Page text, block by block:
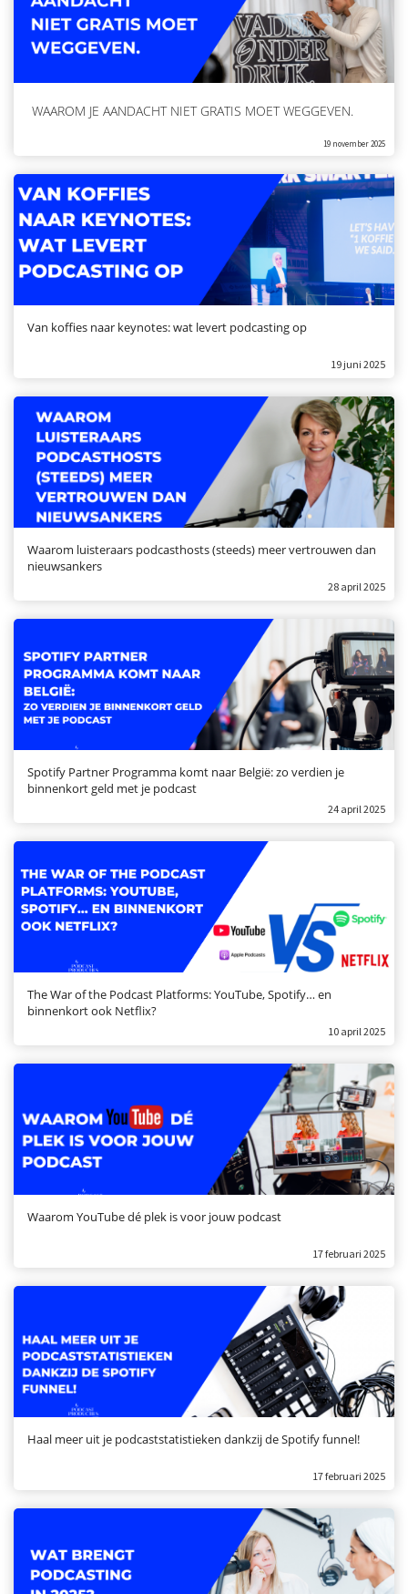
WAAROM JE AANDACHT NIET GRATIS MOET WEGGEVEN.
19 november 2025
Van koffies naar keynotes: wat levert podcasting op
19 juni 2025
Waarom luisteraars podcasthosts (steeds) meer vertrouwen dan
nieuwsankers
28 april 2025
Spotify Partner Programma komt naar België: zo verdien je
binnenkort geld met je podcast
24 april 2025
The War of the Podcast Platforms: YouTube, Spotify… en
binnenkort ook Netflix?
10 april 2025
Waarom YouTube dé plek is voor jouw podcast
17 februari 2025
Haal meer uit je podcaststatistieken dankzij de Spotify funnel!
17 februari 2025